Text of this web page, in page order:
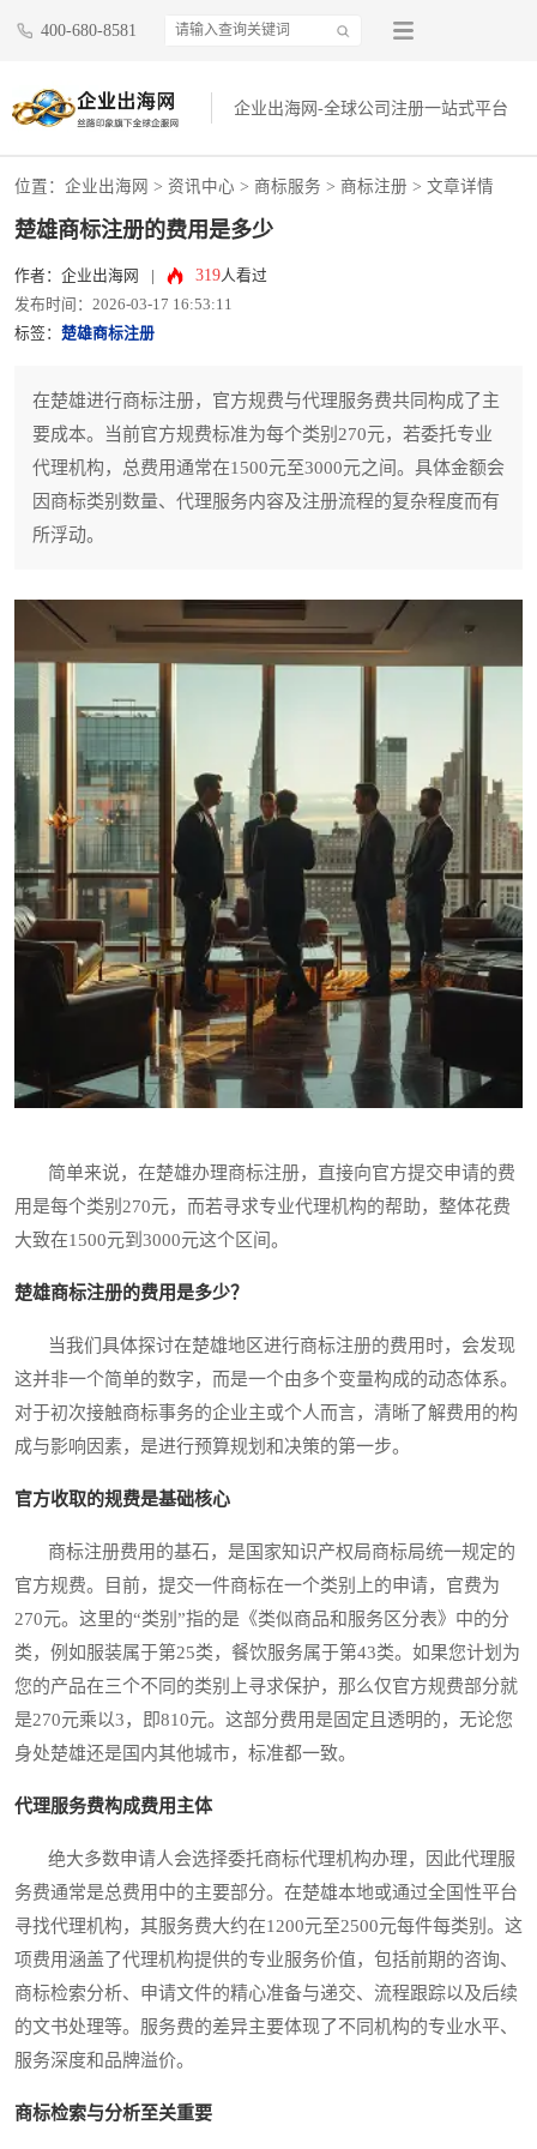
400-680-8581
企业出海网-全球公司注册一站式平台
位置： 企业出海网 > 资讯中心 > 商标服务 > 商标注册 > 文章详情
楚雄商标注册的费用是多少
作者：企业出海网 319人看过
发布时间：2026-03-17 16:53:11
标签： 楚雄商标注册
在楚雄进行商标注册，官方规费与代理服务费共同构成了主
要成本。当前官方规费标准为每个类别270元，若委托专业
代理机构，总费用通常在1500元至3000元之间。具体金额会
因商标类别数量、代理服务内容及注册流程的复杂程度而有
所浮动。
简单来说，在楚雄办理商标注册，直接向官方提交申请的费
用是每个类别270元，而若寻求专业代理机构的帮助，整体花费
大致在1500元到3000元这个区间。
楚雄商标注册的费用是多少？
当我们具体探讨在楚雄地区进行商标注册的费用时，会发现
这并非一个简单的数字，而是一个由多个变量构成的动态体系。
对于初次接触商标事务的企业主或个人而言，清晰了解费用的构
成与影响因素，是进行预算规划和决策的第一步。
官方收取的规费是基础核心
商标注册费用的基石，是国家知识产权局商标局统一规定的
官方规费。目前，提交一件商标在一个类别上的申请，官费为
270元。这里的“类别”指的是《类似商品和服务区分表》中的分
类，例如服装属于第25类，餐饮服务属于第43类。如果您计划为
您的产品在三个不同的类别上寻求保护，那么仅官方规费部分就
是270元乘以3，即810元。这部分费用是固定且透明的，无论您
身处楚雄还是国内其他城市，标准都一致。
代理服务费构成费用主体
绝大多数申请人会选择委托商标代理机构办理，因此代理服
务费通常是总费用中的主要部分。在楚雄本地或通过全国性平台
寻找代理机构，其服务费大约在1200元至2500元每件每类别。这
项费用涵盖了代理机构提供的专业服务价值，包括前期的咨询、
商标检索分析、申请文件的精心准备与递交、流程跟踪以及后续
的文书处理等。服务费的差异主要体现了不同机构的专业水平、
服务深度和品牌溢价。
商标检索与分析至关重要